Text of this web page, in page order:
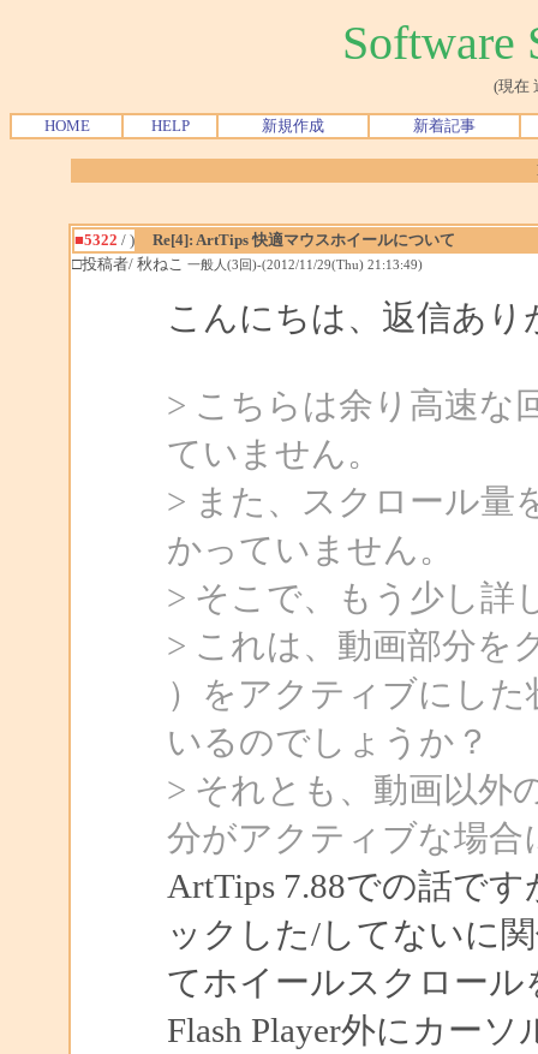
Software
(現在
HOME HELP 新規作成 新着記事
■5322 / )
Re[4]: ArtTips 快適マウスホイールについて
□投稿者/ 秋ねこ 一般人(3回)-(2012/11/29(Thu) 21:13:49)
こんにちは、返信あ
> こちらは余り高速な
ていません。
> また、スクロール量
かっていません。
> そこで、もう少し詳
> これは、動画部分を
）をアクティブにし
いるのでしょうか？
> それとも、動画以外
分がアクティブな場
ArtTips 7.88での話で
ックした/してないに
てホイールスクロー
Flash Player外にカー